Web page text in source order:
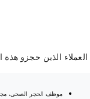
الذين حجزو هذة
موظف الحجر الصحي، مجموعة